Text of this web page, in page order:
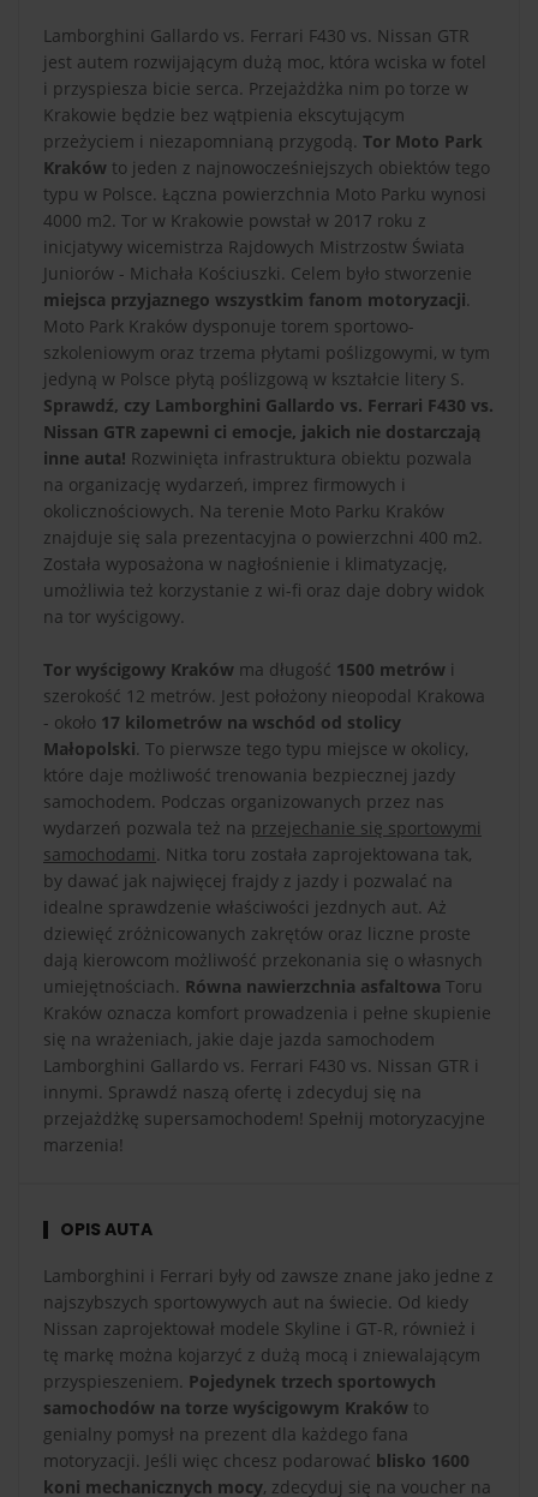
Lamborghini Gallardo vs. Ferrari F430 vs. Nissan GTR
jest autem rozwijającym dużą moc, która wciska w fotel
i przyspiesza bicie serca. Przejażdżka nim po torze w
Krakowie będzie bez wątpienia ekscytującym
przeżyciem i niezapomnianą przygodą. Tor Moto Park
Kraków to jeden z najnowocześniejszych obiektów tego
typu w Polsce. Łączna powierzchnia Moto Parku wynosi
4000 m2. Tor w Krakowie powstał w 2017 roku z
inicjatywy wicemistrza Rajdowych Mistrzostw Świata
Juniorów - Michała Kościuszki. Celem było stworzenie
miejsca przyjaznego wszystkim fanom motoryzacji.
Moto Park Kraków dysponuje torem sportowo-
szkoleniowym oraz trzema płytami poślizgowymi, w tym
jedyną w Polsce płytą poślizgową w kształcie litery S.
Sprawdź, czy Lamborghini Gallardo vs. Ferrari F430 vs.
Nissan GTR zapewni ci emocje, jakich nie dostarczają
inne auta! Rozwinięta infrastruktura obiektu pozwala
na organizację wydarzeń, imprez firmowych i
okolicznościowych. Na terenie Moto Parku Kraków
znajduje się sala prezentacyjna o powierzchni 400 m2.
Została wyposażona w nagłośnienie i klimatyzację,
umożliwia też korzystanie z wi-fi oraz daje dobry widok
na tor wyścigowy.
Tor wyścigowy Kraków ma długość 1500 metrów i
szerokość 12 metrów. Jest położony nieopodal Krakowa
- około 17 kilometrów na wschód od stolicy
Małopolski. To pierwsze tego typu miejsce w okolicy,
które daje możliwość trenowania bezpiecznej jazdy
samochodem. Podczas organizowanych przez nas
wydarzeń pozwala też na przejechanie się sportowymi
samochodami. Nitka toru została zaprojektowana tak,
by dawać jak najwięcej frajdy z jazdy i pozwalać na
idealne sprawdzenie właściwości jezdnych aut. Aż
dziewięć zróżnicowanych zakrętów oraz liczne proste
dają kierowcom możliwość przekonania się o własnych
umiejętnościach. Równa nawierzchnia asfaltowa Toru
Kraków oznacza komfort prowadzenia i pełne skupienie
się na wrażeniach, jakie daje jazda samochodem
Lamborghini Gallardo vs. Ferrari F430 vs. Nissan GTR i
innymi. Sprawdź naszą ofertę i zdecyduj się na
przejażdżkę supersamochodem! Spełnij motoryzacyjne
marzenia!
OPIS AUTA
Lamborghini i Ferrari były od zawsze znane jako jedne z
najszybszych sportowywych aut na świecie. Od kiedy
Nissan zaprojektował modele Skyline i GT-R, również i
tę markę można kojarzyć z dużą mocą i zniewalającym
przyspieszeniem. Pojedynek trzech sportowych
samochodów na torze wyścigowym Kraków to
genialny pomysł na prezent dla każdego fana
motoryzacji. Jeśli więc chcesz podarować blisko 1600
koni mechanicznych mocy, zdecyduj się na voucher na